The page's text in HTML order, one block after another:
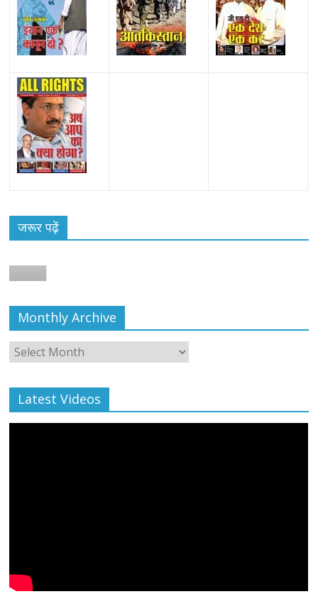
जरूर पढ़ें
Monthly Archive
Monthly
Archive
Latest Videos